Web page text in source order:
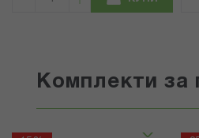
Комплекти за